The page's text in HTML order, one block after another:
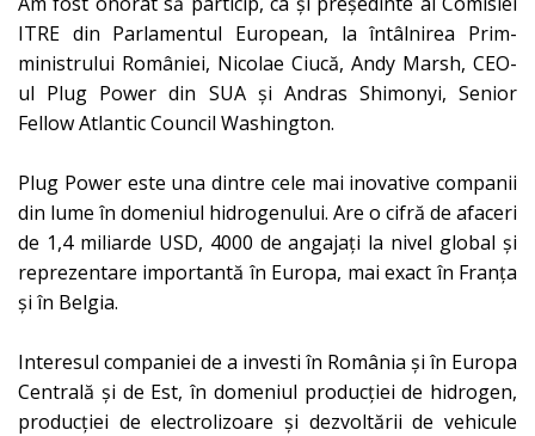
ITRE din Parlamentul European, la întâlnirea Prim-
ministrului României, Nicolae Ciucă, Andy Marsh, CEO-
ul Plug Power din SUA și Andras Shimonyi, Senior
Fellow Atlantic Council Washington.
Plug Power este una dintre cele mai inovative companii
din lume în domeniul hidrogenului. Are o cifră de afaceri
de 1,4 miliarde USD, 4000 de angajați la nivel global și
reprezentare importantă în Europa, mai exact în Franța
și în Belgia.
Interesul companiei de a investi în România și în Europa
Centrală și de Est, în domeniul producției de hidrogen,
producției de electrolizoare și dezvoltării de vehicule